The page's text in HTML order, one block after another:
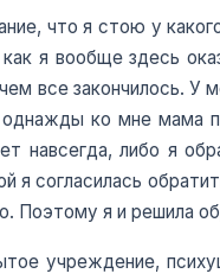
что я стою у
я вообще здесь
все закончилось. У
ко мне мама
навсегда, либо я
я согласилась
Поэтому я и решила
учреждение,